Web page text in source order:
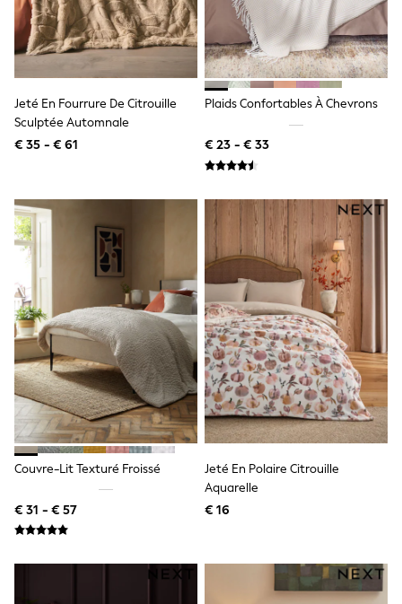
Shackets
Puddlesuits
Gilets
Fleeces
Puffers
Snowsuits
All Footwear
New In
Slippers
Trainers
Wellies
Wide Fit
Shoes
All Underwear
Nighties
Pyjamas
Robes
Socks & Tights
All Bags & Accessories
Bags
All Occasionwear
All Partywear
Wedding
Dresses
Shoes
Cardigans
Skirts
Disney
Jeté En Fourrure De Citrouille
Sculptée Automnale
€ 35 - € 61
Plaids Confortables À Chevrons
€ 23 - € 33
Couvre-Lit Texturé Froissé
€ 31 - € 57
Jeté En Polaire Citrouille
Aquarelle
€ 16